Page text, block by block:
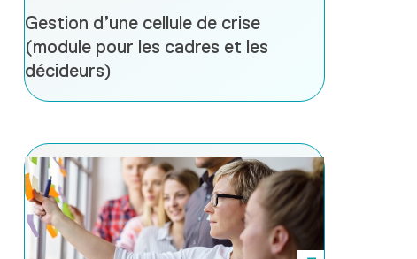
Gestion d’une cellule de crise
(module pour les cadres et les
décideurs)